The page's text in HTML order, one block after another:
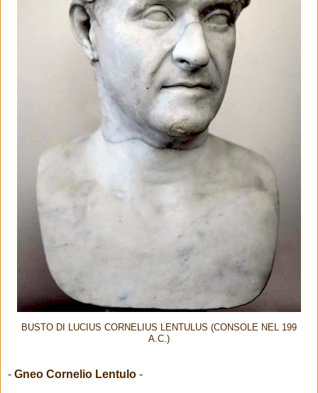
BUSTO DI LUCIUS CORNELIUS LENTULUS (CONSOLE NEL 199
A.C.)
- Gneo Cornelio Lentulo -